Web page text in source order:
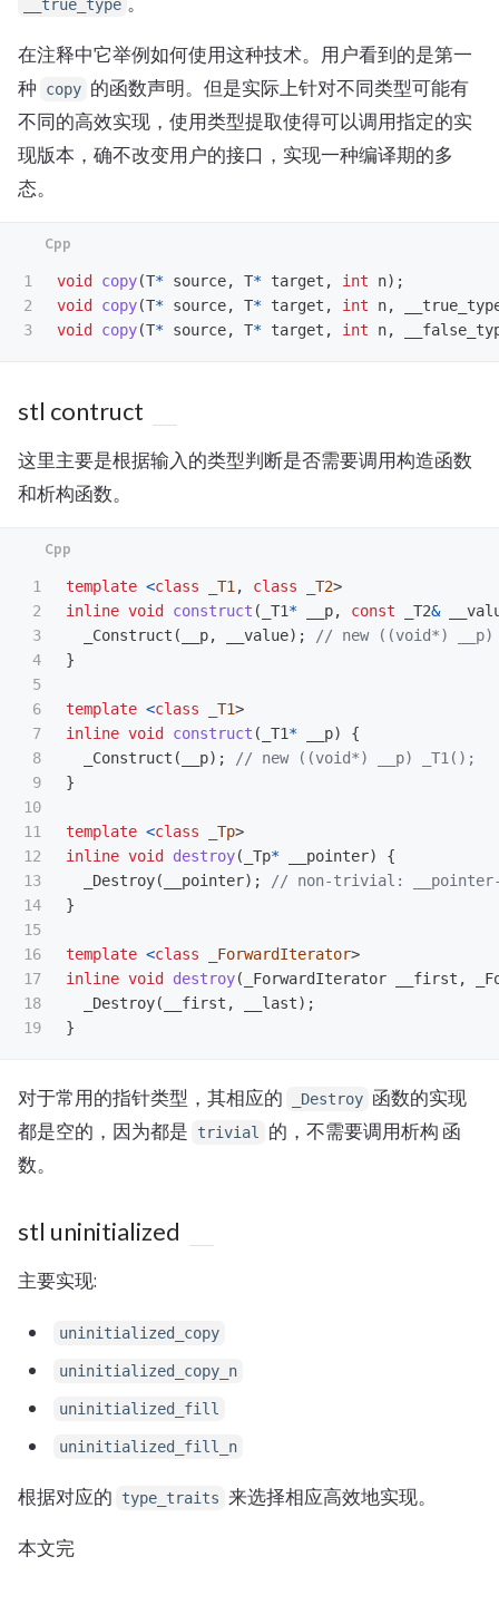
__true_type
在注释中它举例如何使用这种技术。用户看到的是第一
种
copy 的函数声明。但是实际上针对不同类型可能有
不同的高效实现，使用类型提取使得可以调用指定的实
现版本，确不改变用户的接口，实现一种编译期的多
态。
1
2
void copy(T* source, T* target , int n);
void
copy(T* source, T* target , int n,
void
copy(T* source, T* target , int n,
stl contruct
这里主要是根据输入的类型判断是否需要调用构造函数
和析构函数。
1
2
3
4
5
6
7
8
9
10
11
12
13
14
15
16
17
18
template <class _T1 , class _T2>
inline void construct ( _T1* __p, const _T2&
_Construct ( __p, __value);
// new ((void*) __p)
}
template <class _T1>
inline void construct ( _T1* __p)
{
_Construct ( __p);
// new ((void*) __p) _T1();
}
template <class _Tp>
inline void destroy( _Tp* __pointer)
{
_Destroy( __pointer);
// non-trivial:
}
template <class _ForwardIterator>
inline void destroy( _ForwardIterator __first ,
_Destroy( __first , __last);
}
对于常用的指针类型，其相应的 _Destroy 函数的实现
都是空的，因为都是
trivial
的，不需要调用析构 函
数。
stl uninitialized
主要实现:
uninitialized_copy
uninitialized_copy_n
uninitialized_fill
uninitialized_fill_n
根据对应的 type_traits 来选择相应高效地实现。
本文完